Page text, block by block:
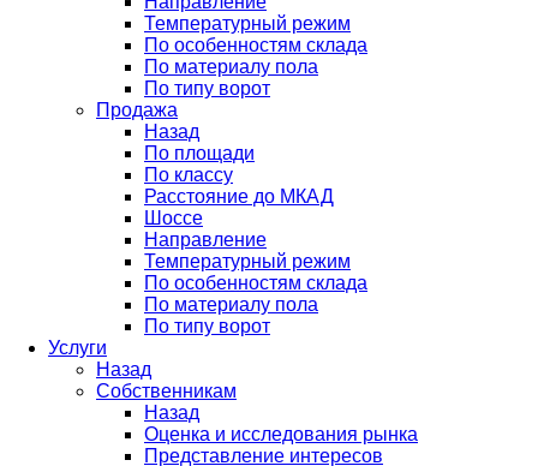
Температурный режим
По особенностям склада
По материалу пола
По типу ворот
Продажа
Назад
По площади
По классу
Расстояние до МКАД
Шоссе
Направление
Температурный режим
По особенностям склада
По материалу пола
По типу ворот
Услуги
Назад
Собственникам
Назад
Оценка и исследования рынка
Представление интересов